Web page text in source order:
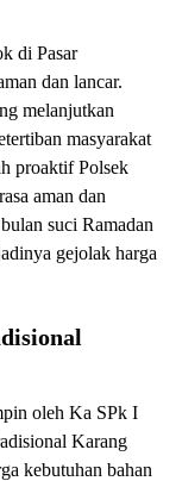
di Pasar
dan lancar.
melanjutkan
masyarakat
proaktif Polsek
aman dan
suci Ramadan
gejolak harga
oleh Ka SPk I
Karang
kebutuhan bahan